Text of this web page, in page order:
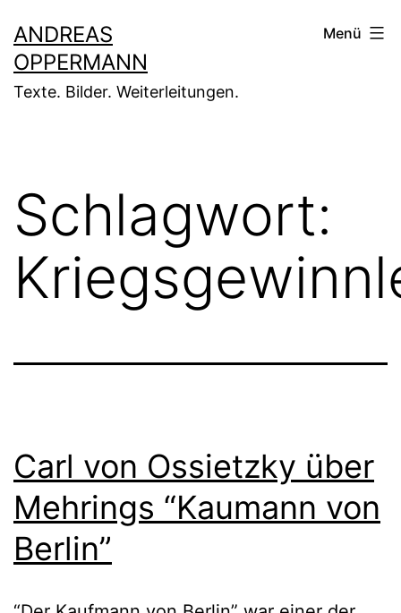
Inhalt
springen
ANDREAS
OPPERMANN
Texte. Bilder. Weiterleitungen.
Menü
Schlagwort:
Carl von Ossietzky über
Mehrings “Kaumann von
Berlin”